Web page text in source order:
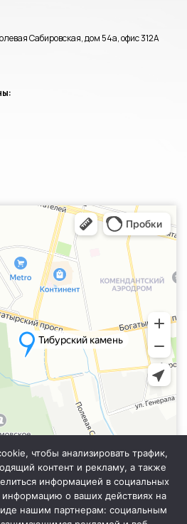
чтобы анализировать трафик,
контент и рекламу, а также
информацией в социальных
о ваших действиях на
нашим партнерам: социальным
Сабировская, дом 54а, офис 312А
поиск мест
публичной офертой. Уточняйте